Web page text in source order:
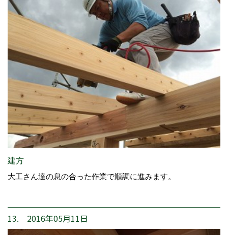
建方
大工さん達の息の合った作業で順調に進みます。
13. 2016年05月11日